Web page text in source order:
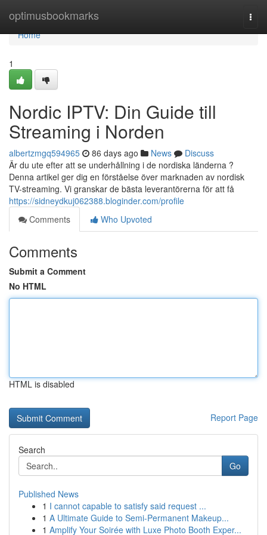
optimusbookmarks
Home
Home
1
Nordic IPTV: Din Guide till
Streaming i Norden
albertzmgq594965 86 days ago News
Discuss
Är du ute efter att se underhållning i de nordiska länderna ?
Denna artikel ger dig en förståelse över marknaden av nordisk
TV-streaming. Vi granskar de bästa leverantörerna för att få
https://sidneydkuj062388.bloginder.com/profile
Comments
Who Upvoted
Comments
Submit a Comment
No HTML
HTML is disabled
Report Page
Search
Go
Published News
1 I cannot capable to satisfy said request ...
1 A Ultimate Guide to Semi-Permanent Makeup...
1 Amplify Your Soirée with Luxe Photo Booth Exper...